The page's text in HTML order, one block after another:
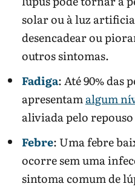
solar ou à luz
desencadear ou
outros sintomas.
Fadiga: Até 90% das
apresentamalgum
aliviada pelo
Febre: Uma febre
ocorre sem uma
sintoma comum de